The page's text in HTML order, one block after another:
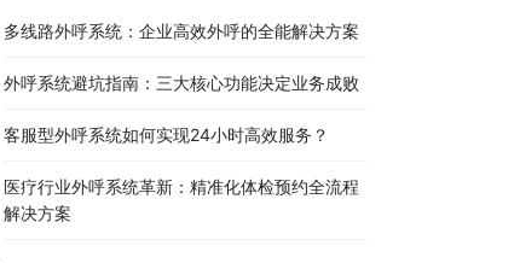
多线路外呼系统：企业高效外呼的全能解决方案​
外呼系统避坑指南：三大核心功能决定业务成败​
客服型外呼系统如何实现24小时高效服务？
医疗行业外呼系统革新：精准化体检预约全流程
解决方案​